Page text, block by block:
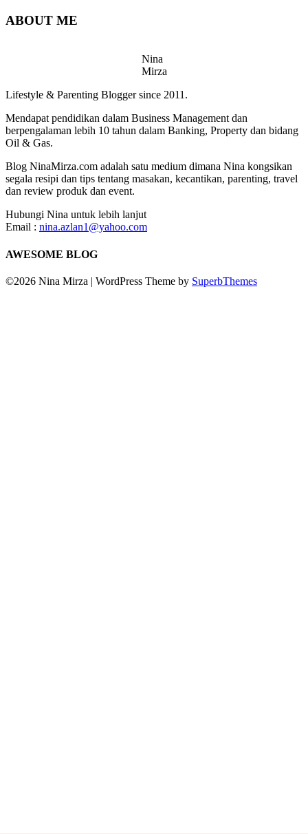
ABOUT ME
Nina
Mirza
Lifestyle & Parenting Blogger since 2011.
Mendapat pendidikan dalam Business Management dan
berpengalaman lebih 10 tahun dalam Banking, Property dan bidang
Oil & Gas.
Blog NinaMirza.com adalah satu medium dimana Nina kongsikan
segala resipi dan tips tentang masakan, kecantikan, parenting, travel
dan review produk dan event.
Hubungi Nina untuk lebih lanjut
Email : nina.azlan1@yahoo.com
AWESOME BLOG
©2026 Nina Mirza | WordPress Theme by SuperbThemes